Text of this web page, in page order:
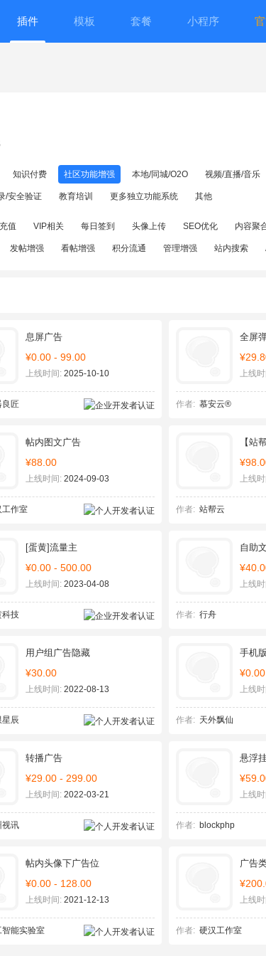
插件 模板 套餐 小程序
知识付费 社区功能增强 本地/同城/O2O 视频/直播/音乐
/安全验证 教育培训 更多独立功能系统 其他
值 VIP相关 每日签到 头像上传 SEO优化 内容聚
发帖增强 看帖增强 积分流通 管理增强 站内搜索
息屏广告
¥0.00 - 99.00
上线时间:2025-10-10
良匠
全屏
上线
作者: 慕安云®
帖内图文广告
¥88.00
上线时间:2024-09-03
工作室
【站
上线
作者: 站帮云
[蛋黄]流量主
¥0.00 - 500.00
上线时间:2023-04-08
科技
自助
上线
作者: 行舟
用户组广告隐藏
¥30.00
上线时间:2022-08-13
星辰
手机
上线
作者: 天外飘仙
转播广告
¥29.00 - 299.00
上线时间:2022-03-21
视讯
悬浮
上线
作者: blockphp
帖内头像下广告位
¥0.00 - 128.00
上线时间:2021-12-13
智能实验室
广告
上线
作者: 硬汉工作室